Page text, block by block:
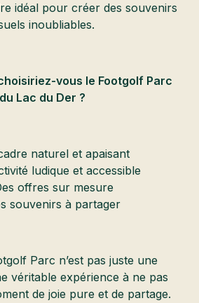
idéal pour créer des souvenirs
inoubliables.
vous le Footgolf Parc
du Lac du Der ?
naturel et apaisant
ludique et accessible
offres sur mesure
souvenirs à partager
Parc n’est pas juste une
véritable expérience à ne pas
de joie pure et de partage.